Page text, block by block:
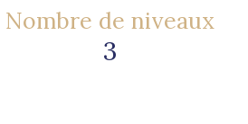
Nombre de niveaux
3